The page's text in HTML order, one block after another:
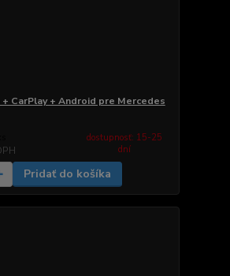
CarPlay + Android pre Mercedes
dostupnosť: 15-25
dní
Pridať do košíka